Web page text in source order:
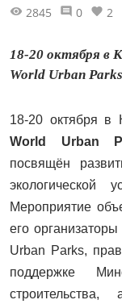
2845 0 2
18-20 октября в
World Urban
18-20 октября в
World
Urban
посвящён
экологической
Мероприятие
его
Urban Parks,
поддержке